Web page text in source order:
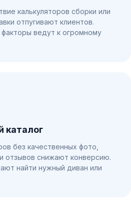
калькуляторов сборки или
отпугивают клиентов.
ведут к огромному
каталог
без качественных фото,
отзывов снижают конверсию.
найти нужный диван или